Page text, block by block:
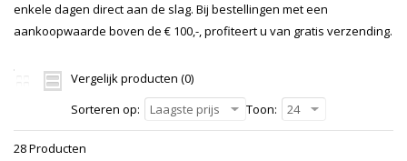
enkele dagen direct aan de slag. Bij bestellingen met een
aankoopwaarde boven de € 100,-, profiteert u van gratis verzending.
Vergelijk producten (0)
Sorteren op:
Laagste prijs Toon: 24
28 Producten